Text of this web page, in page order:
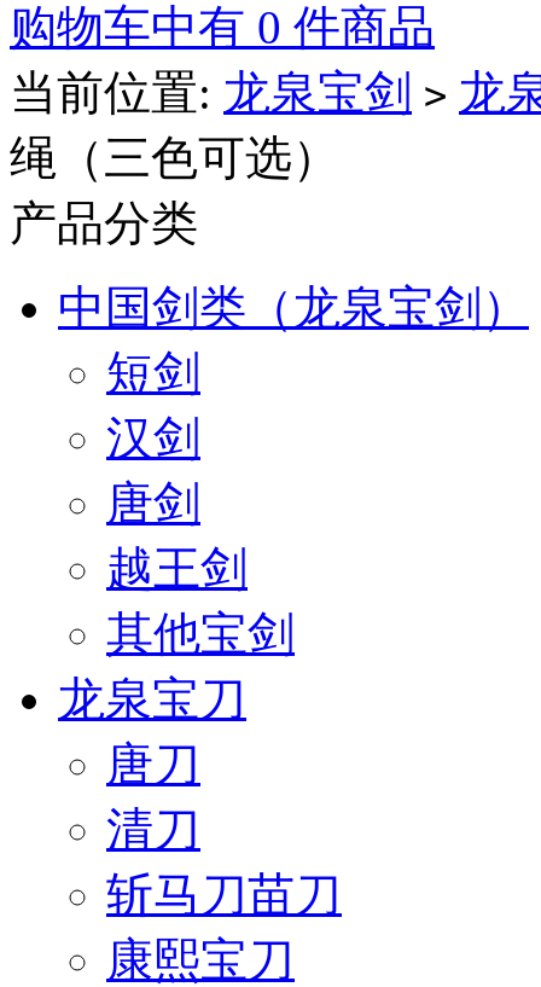
购物车中有 0 件商品
当前位置: 龙泉宝剑 > 龙
绳（三色可选）
产品分类
中国剑类（龙泉宝剑）
短剑
汉剑
唐剑
越王剑
其他宝剑
龙泉宝刀
唐刀
清刀
斩马刀苗刀
康熙宝刀